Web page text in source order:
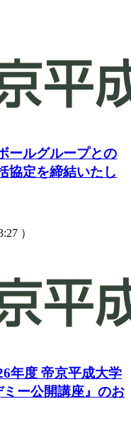
ールグループとの
協定を締結いたし
）
度 帝京平成大学
ー公開講座』のお